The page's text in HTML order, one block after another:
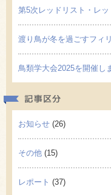
第5次レッドリスト・レ
渡り鳥が冬を過ごすフィ
鳥類学大会2025を開催し
お知らせ (26)
その他 (15)
レポート (37)